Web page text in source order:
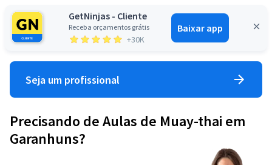
GetNinjas - Cliente
Receba orçamentos grátis
+30K
Baixar app
Entrar
Seja um profissional
Precisando de Aulas de Muay-thai em
Garanhuns?